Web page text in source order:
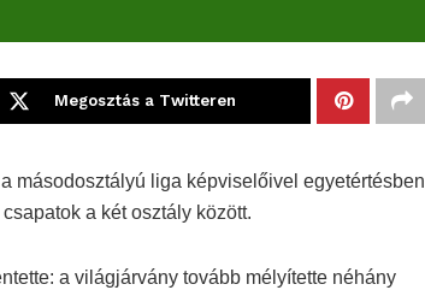
Megosztás a Twitteren
másodosztályú liga képviselőivel egyetértésben
a két osztály között.
a világjárvány tovább mélyítette néhány